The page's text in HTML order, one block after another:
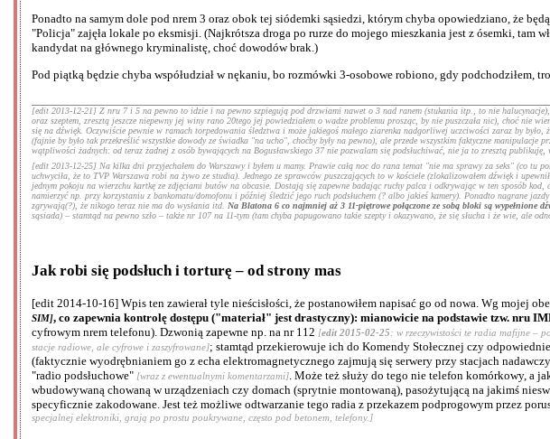
Ponadto na samym dole pod nrem 3 oraz obok tej siódemki sąsiedzi, którym chyba opowiedziano, że
"Policja" zajęła lokale po eksmisji. (Najkrótsza droga po rurze do mojego mieszkania jest z ósemki, tam
kandydat na głównego kryminalistę, choć dowodów brak.)
Pod piątką będzie chyba współudział w nękaniu, bo rozmówki 3-osobowe robiono, gdy podchodziłem,
[edit 2013-12-21] Z nru 7 i 5 na pewno to idzie i na pewno szpiegują pod drzwiami nawet o 3 nad ranem (stukania itp., to nie
oraz szeptem, zresztą jeszcze niepewny jej winy rano 20tego jej powiedziałem o wadze problemu prosząc, by nie puszczała nic), choć nie
się na dźwięk. Oczywiście pewnie w ramach torpedowania śledztwa i może jakiegoś małego ziarenka nadgorliwej uczciwości zaraz by
(fajnie by było tak przekreślić wszystkie dowody ze świadka "na ucho", choćby były na pewno), ale przede wszystkim faktyczne
wątpliwości żadnych: od teraz żadnej z osób bywających na Bogusławskiego 37 nie pozwalam się podsłuchiwać, nie ja to zresztą
[edit 2013-12-25] Na kilka dni przyjechałem do Warszawy i byłem u mamy. Prawie całą noc do rana temat "nie ma sprawy za seks" (co
uchwyciła, że to TVP Warszawa robi na żywo ze studia). Jednego ze sprawców puszczających to w kościele (zlokalizowałem dźwięk i
jednym pokoju na wierzchu kartkę ze zdjęciami butów na obcasie. Dostają się zapewne badając ruchy palca i odkrywając w ten sposób
namierzyć np. przy korzystaniu z bankomatu/domofonu i później śledzić jego ruch podsłuchem (? albo jakieś kamery). Ponadto nagrane
zgrywają(?), że nikogo teraz nie ma do wysłania itd. Na Blatona 6 co najmniej aż 3 11-piętrowe połączone ze sobą bloki są wypełnione
sąsiada) – stamtąd na pewno szło – także nr 107 na 11-tym (tam chyba papugowano takie szepty i okazywano, że się słucha i że wie, ale
Jak robi się podsłuch i torturę – od strony mas
[edit 2014-10-16] Wpis ten zawierał tyle nieścisłości, że postanowiłem napisać go od nowa. Wg mojej
SIM], co zapewnia kontrolę dostępu ("materiał" jest drastyczny): mianowicie na podstawie tzw. nru
cyfrowym nrem telefonu). Dzwonią zapewne np. na nr 112 [edit 2015-02-25: w rzeczywistości te radia mafijne –
stacje radiowe, ale cyfrowe i zaszyfrowane]; stamtąd przekierowuje ich do Komendy Stołecznej czy
(faktycznie wyodrębnianiem go z echa elektromagnetycznego zajmują się serwery przy stacjach
"radio podsłuchowe" [wraz z ewentualnymi komentarzami] . Może też służy do tego nie telefon komórkowy, a
wbudowywaną chowaną w urządzeniach czy domach (sprytnie montowaną), pasożytującą na jakimś
specyficznie zakodowane. Jest też możliwe odtwarzanie tego radia z przekazem podprogowym przez
specjalnej elektroniki, grają po prostu poukrywane, często pod betonem, telefony.]